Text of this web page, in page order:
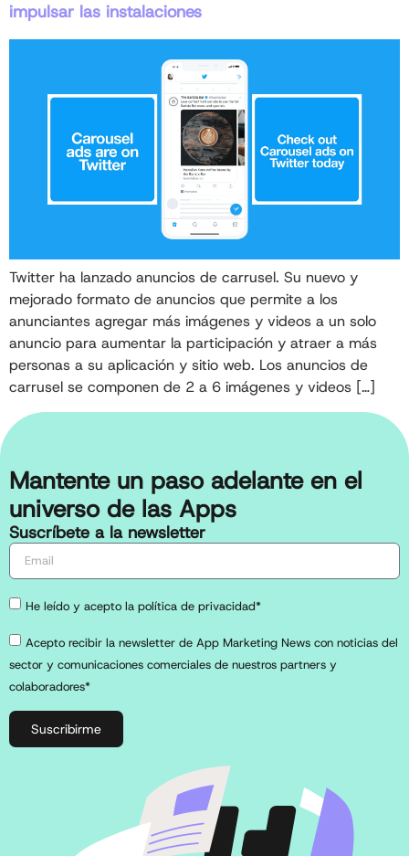
impulsar las instalaciones
Twitter ha lanzado anuncios de carrusel. Su nuevo y
mejorado formato de anuncios que permite a los
anunciantes agregar más imágenes y videos a un solo
anuncio para aumentar la participación y atraer a más
personas a su aplicación y sitio web. Los anuncios de
carrusel se componen de 2 a 6 imágenes y videos […]
Mantente un paso adelante en el
universo de las Apps
Suscríbete a la newsletter
He leído y acepto la política de privacidad*
Acepto recibir la newsletter de App Marketing News con noticias del
sector y comunicaciones comerciales de nuestros partners y
colaboradores*
Suscribirme